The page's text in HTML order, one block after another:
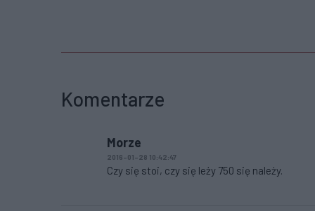
Komentarze
Morze
2016-01-28 10:42:47
Czy się stoi, czy się leży 750 się należy.